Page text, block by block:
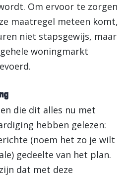
Om ervoor te zorgen
maatregel meteen komt,
niet stapsgewijs, maar
woningmarkt
die dit alles nu met
hebben gelezen:
(noem het zo je wilt
gedeelte van het plan.
dat met deze